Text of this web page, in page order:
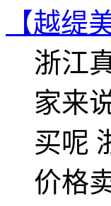
【越缇
浙江
家来
买呢
价格